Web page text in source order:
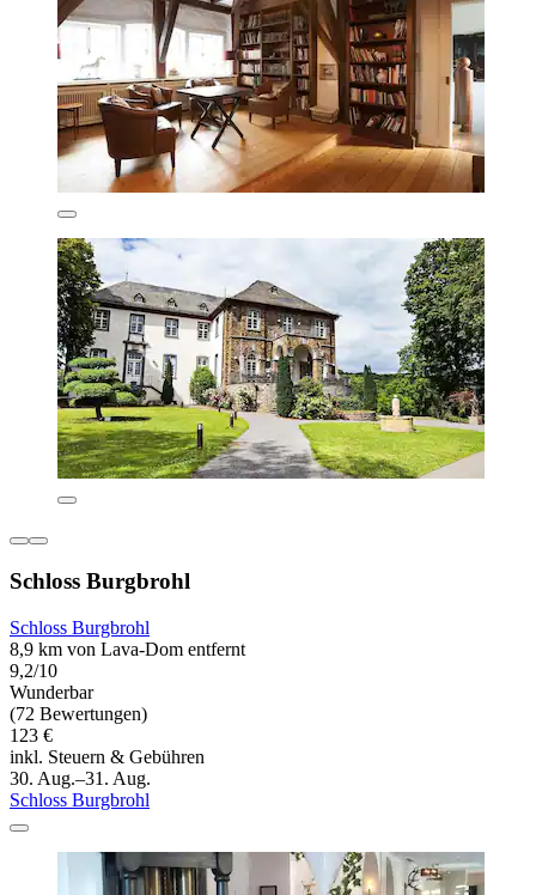
Schloss Burgbrohl
Schloss Burgbrohl
8,9 km von Lava-Dom entfernt
9,2/10
Wunderbar
(72 Bewertungen)
123 €
inkl. Steuern & Gebühren
30. Aug.–31. Aug.
Schloss Burgbrohl